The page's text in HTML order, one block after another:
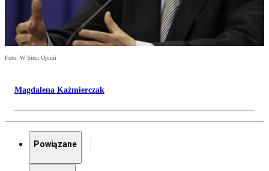
Foto: W Sieci Opinii
Magdalena Kaźmierczak
Powiązane